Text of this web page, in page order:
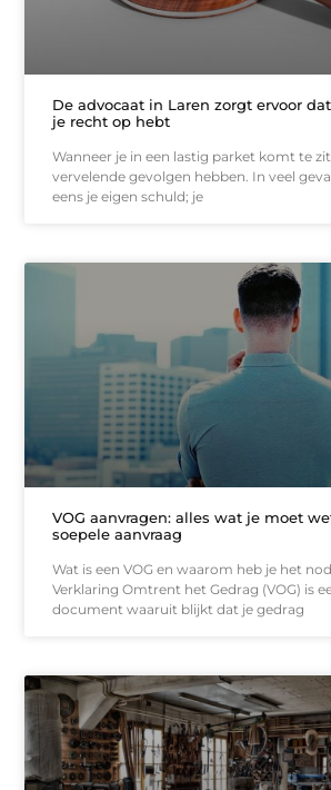
De advocaat in Laren zorgt ervoor
je recht op hebt
Wanneer je in een lastig parket komt te
vervelende gevolgen hebben. In veel
eens je eigen schuld; je
VOG aanvragen: alles wat je moet
soepele aanvraag
Wat is een VOG en waarom heb je het
Verklaring Omtrent het Gedrag (VOG) is
document waaruit blijkt dat je gedrag